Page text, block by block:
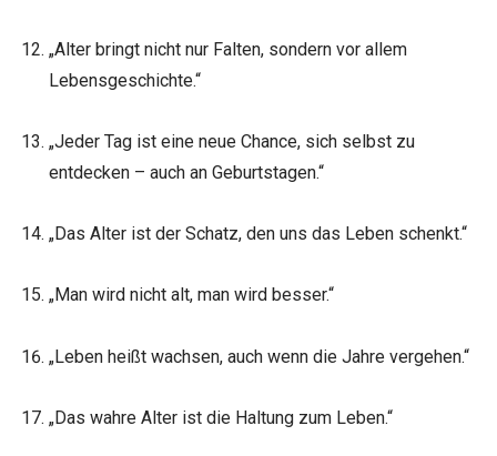
„Alter bringt nicht nur Falten, sondern vor allem
Lebensgeschichte.“
„Jeder Tag ist eine neue Chance, sich selbst zu
entdecken – auch an Geburtstagen.“
„Das Alter ist der Schatz, den uns das Leben schenkt.“
„Man wird nicht alt, man wird besser.“
„Leben heißt wachsen, auch wenn die Jahre vergehen.“
„Das wahre Alter ist die Haltung zum Leben.“